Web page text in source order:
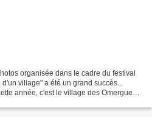
organisée dans le cadre du festival
village" a été un grand succès...
année, c'est le village des Omergues